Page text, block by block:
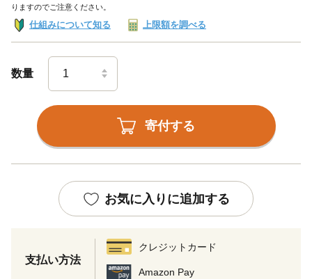
りますのでご注意ください。
仕組みについて知る 上限額を調べる
数量
寄付する
お気に入りに追加する
支払い方法
クレジットカード
Amazon Pay